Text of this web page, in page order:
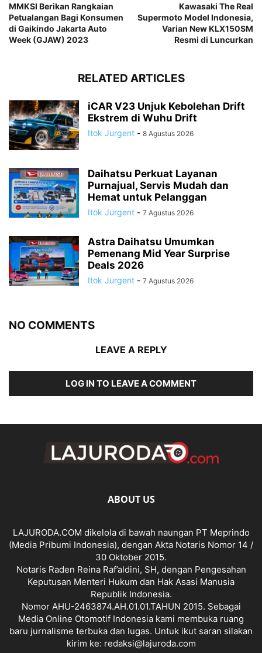
MMKSI Berikan Rangkaian
Petualangan Bagi Konsumen
di Gaikindo Jakarta Auto
Week (GJAW) 2023
Kawasaki The Real
Supermoto Model Indonesia,
Varian New KLX150SM
Resmi di Luncurkan
RELATED ARTICLES
iCAR V23 Unjuk Kebolehan Drift
Ekstrem di Wuhu Drift
Itok Jurgent - 8 Agustus 2026
Daihatsu Perkuat Layanan
Purnajual, Servis Mudah dan
Hemat untuk Pelanggan
Itok Jurgent - 7 Agustus 2026
Astra Daihatsu Umumkan
Pemenang Mid Year Surprise
Deals 2026
Itok Jurgent - 7 Agustus 2026
NO COMMENTS
LEAVE A REPLY
LOG IN TO LEAVE A COMMENT
ABOUT US
LAJURODA.COM dikelola di bawah naungan PT Meprindo
(Media Pribumi Indonesia), dengan Akta Notaris Nomor 14 /
30 Oktober 2015.
Notaris Raden Reina Raf’aldini, SH, dengan Pengesahan
Keputusan Menteri Hukum dan Hak Asasi Manusia
Republik Indonesia.
Nomor AHU-2463874.AH.01.01.TAHUN 2015. Sebagai
Media Online Otomotif Indonesia kami membuka ruang
baru jurnalisme terbuka dan lugas. Untuk ikut saran silakan
kirim ke: redaksi@lajuroda.com